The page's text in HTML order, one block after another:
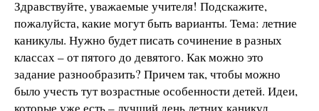
Здравствуйте, уважаемые учителя! Подскажите,
пожалуйста, какие могут быть варианты. Тема: летние
каникулы. Нужно будет писать сочинение в разных
классах – от пятого до девятого. Как можно это
задание разнообразить? Причем так, чтобы можно
было учесть тут возрастные особенности детей. Идеи,